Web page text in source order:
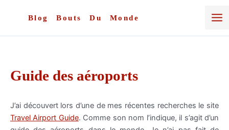
Blog Bouts Du Monde
Guide des aéroports
J’ai découvert lors d’une de mes récentes recherches le site
Travel Airport Guide. Comme son nom l’indique, il s’agit d’un